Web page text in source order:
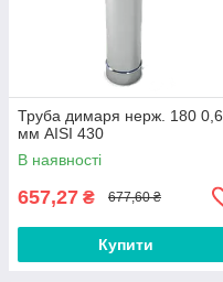
Труба димаря нерж. 180 0,6
мм AISI 430
В наявності
657,27 ₴ 677,60 ₴
Купити